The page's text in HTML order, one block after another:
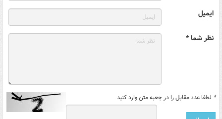
ایمیل
نظر شما *
* لطفا عدد مقابل را در جعبه متن وارد کنید